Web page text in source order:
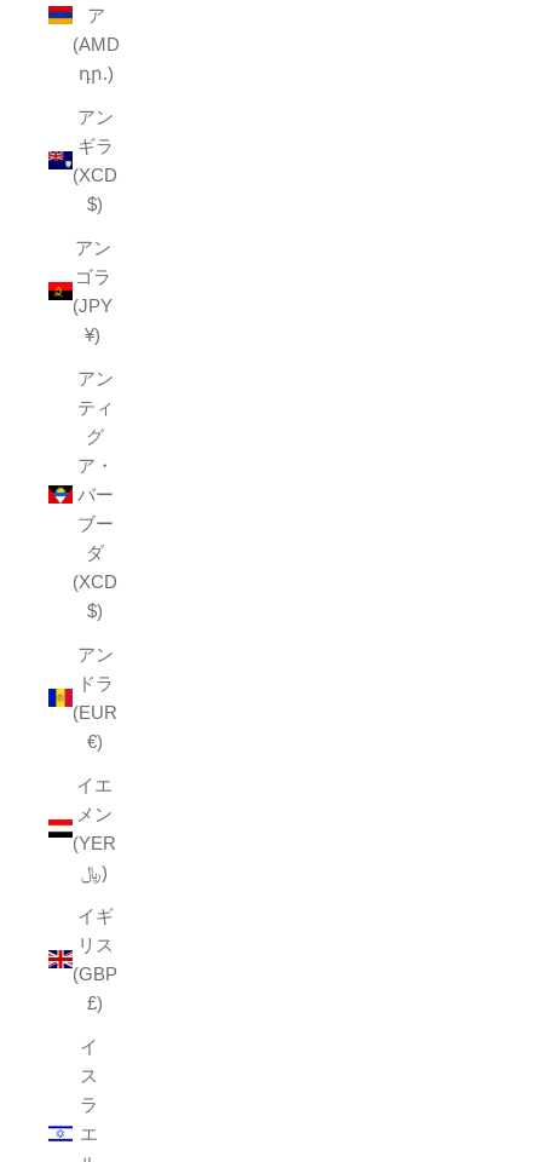
ア
(AMD
դր.)
アン
ギラ
(XCD
$)
アン
ゴラ
(JPY
¥)
アン
ティ
グ
ア・
バー
ブー
ダ
(XCD
$)
アン
ドラ
(EUR
€)
イエ
メン
(YER
﷼)
イギ
リス
(GBP
£)
イ
ス
ラ
エ